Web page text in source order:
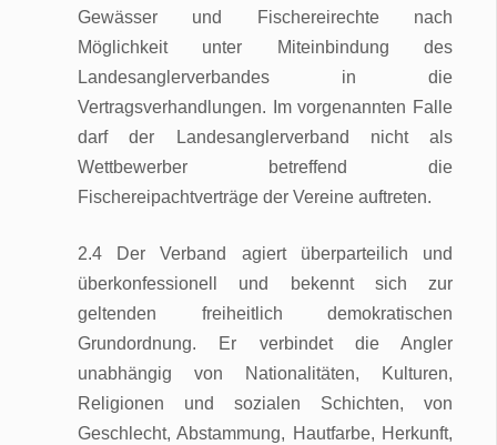
Gewässer und Fischereirechte nach
Möglichkeit unter Miteinbindung des
Landesanglerverbandes in die
Vertragsverhandlungen. Im vorgenannten Falle
darf der Landesanglerverband nicht als
Wettbewerber betreffend die
Fischereipachtverträge der Vereine auftreten.
2.4 Der Verband agiert überparteilich und
überkonfessionell und bekennt sich zur
geltenden freiheitlich demokratischen
Grundordnung. Er verbindet die Angler
unabhängig von Nationalitäten, Kulturen,
Religionen und sozialen Schichten, von
Geschlecht, Abstammung, Hautfarbe, Herkunft,